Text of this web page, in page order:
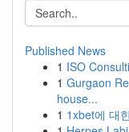
Published News
1 ISO
1 Gurgaon
house...
1 1xbet에 대